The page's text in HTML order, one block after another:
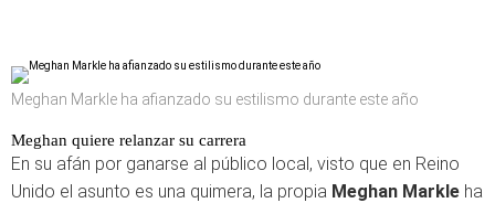
Meghan Markle ha afianzado su estilismo durante este año
Meghan quiere relanzar su carrera
En su afán por ganarse al público local, visto que en Reino
Unido el asunto es una quimera, la propia Meghan Markle ha